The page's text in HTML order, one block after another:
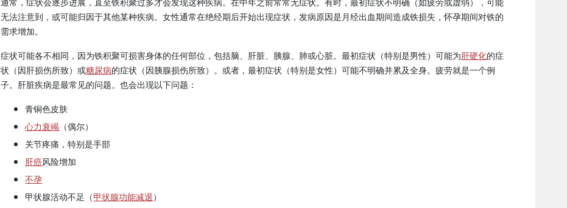
通常，症状会逐步进展，直至铁积聚过多才会发现这种疾病。在中年之前常常无症状。有时，最初症状不明确（如疲劳或虚弱），可能
无法注意到，或可能归因于其他某种疾病。女性通常在绝经期后开始出现症状，发病原因是月经出血期间造成铁损失，怀孕期间对铁的
需求增加。
症状可能各不相同，因为铁积聚可损害身体的任何部位，包括脑、肝脏、胰腺、肺或心脏。最初症状（特别是男性）可能为肝硬化的症
状（因肝损伤所致）或糖尿病的症状（因胰腺损伤所致）。或者，最初症状（特别是女性）可能不明确并累及全身。疲劳就是一个例
子。肝脏疾病是最常见的问题。也会出现以下问题：
青铜色皮肤
心力衰竭 （偶尔）
关节疼痛，特别是手部
肝癌风险增加
不孕
甲状腺活动不足（‬甲状腺功能减退）